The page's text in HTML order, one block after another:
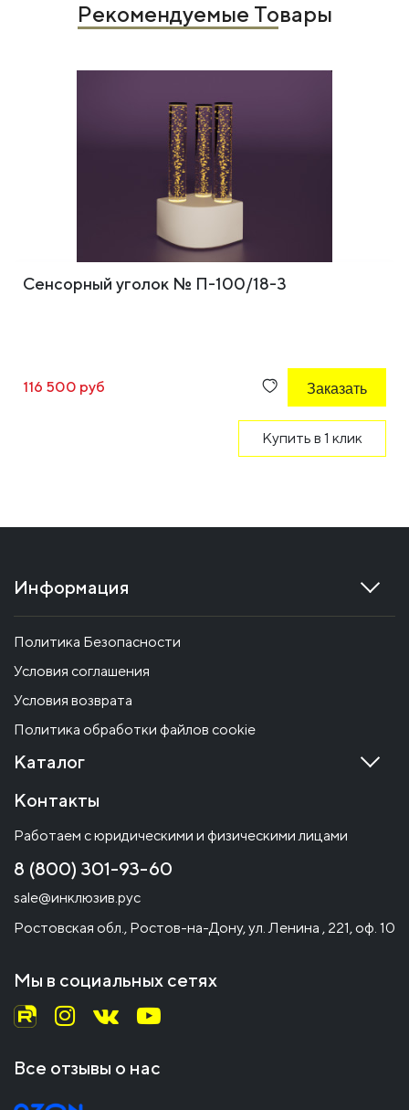
Рекомендуемые Товары
Сенсорный уголок № П-100/18-3
116 500 руб Заказать
Купить в 1 клик
Информация
Политика Безопасности
Условия соглашения
Условия возврата
Политика обработки файлов cookie
Каталог
Контакты
Работаем с юридическими и физическими лицами
8 (800) 301-93-60
sale@инклюзив.рус
Ростовская обл., Ростов-на-Дону, ул. Ленина , 221, оф. 10
Мы в социальных сетях
Все отзывы о нас